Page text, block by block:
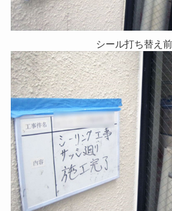
シール打ち替え前